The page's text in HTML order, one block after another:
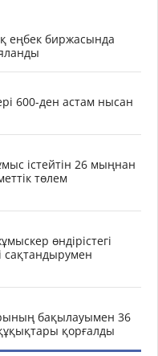
еңбек биржасында
600-ден астам нысан
істейтін 26 мыңнан
төлем
өндірістегі
сақтандырумен
бақылауымен 36
қорғалды